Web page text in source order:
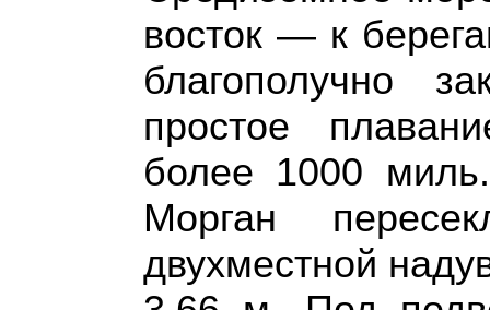
восток — к
благополучно
простое
более 1000
Морган
двухместной